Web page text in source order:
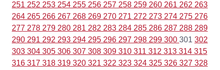
251 252 253 254 255 256 257 258 259 260 261 262 263
264 265 266 267 268 269 270 271 272 273 274 275 276
277 278 279 280 281 282 283 284 285 286 287 288 289
290 291 292 293 294 295 296 297 298 299 300 301 302
303 304 305 306 307 308 309 310 311 312 313 314 315
316 317 318 319 320 321 322 323 324 325 326 327 328